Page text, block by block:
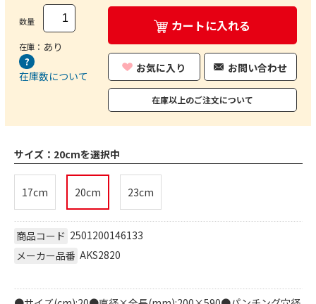
数量
在庫： あり
在庫数について
カートに入れる
お気に入り お問い合わせ
在庫以上のご注文について
サイズ： 20cmを選択中
17cm 20cm 23cm
商品コード 2501200146133
メーカー品番 AKS2820